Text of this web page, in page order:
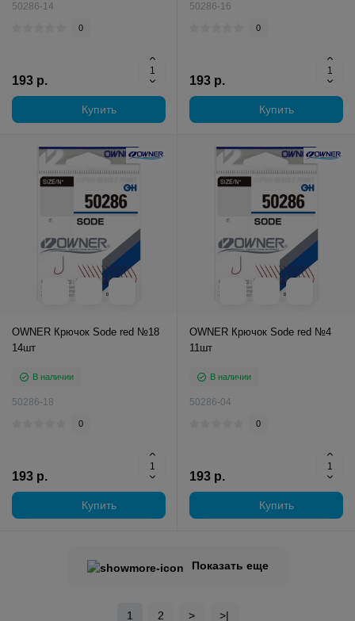
50286-14
0
193 р.
Купить
50286-16
0
193 р.
Купить
OWNER Крючок Sode red №18
14шт
В наличии
50286-18
0
193 р.
Купить
OWNER Крючок Sode red №4
11шт
В наличии
50286-04
0
193 р.
Купить
Показать еще
1 2 > >|